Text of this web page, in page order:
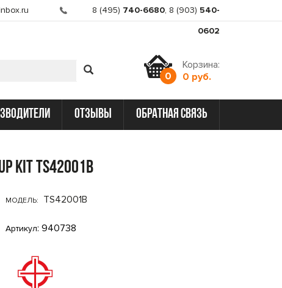
8 (495) 740-6680, 8 (903) 540-
0602
0
Корзина:
0 руб.
отзывы обратная связь
Kit TS42001B
МОДЕЛЬ: TS42001B
Артикул: 940738